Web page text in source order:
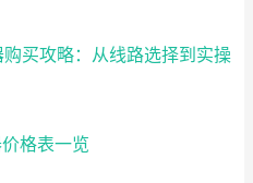
买攻略：从线路选择到实操
格表一览